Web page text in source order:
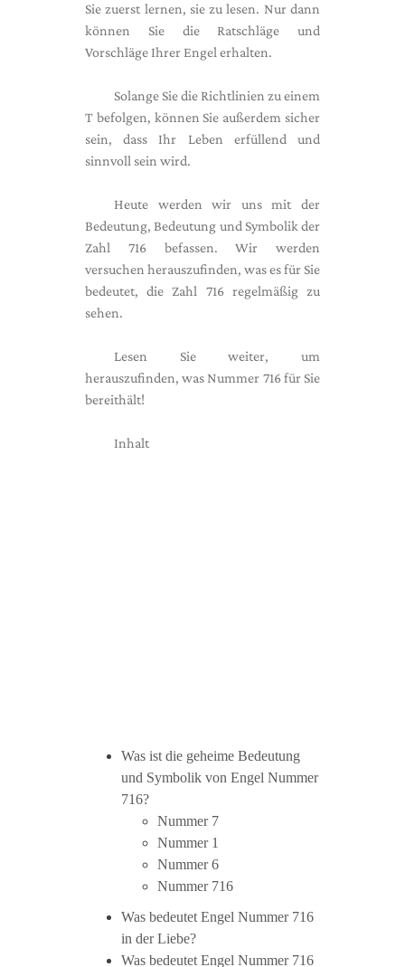
Sie zuerst lernen, sie zu lesen. Nur dann
können Sie die Ratschläge und
Vorschläge Ihrer Engel erhalten.
Solange Sie die Richtlinien zu einem
T befolgen, können Sie außerdem sicher
sein, dass Ihr Leben erfüllend und
sinnvoll sein wird.
Heute werden wir uns mit der
Bedeutung, Bedeutung und Symbolik der
Zahl 716 befassen. Wir werden
versuchen herauszufinden, was es für Sie
bedeutet, die Zahl 716 regelmäßig zu
sehen.
Lesen Sie weiter, um
herauszufinden, was Nummer 716 für Sie
bereithält!
Inhalt
Was ist die geheime Bedeutung
und Symbolik von Engel Nummer
716?
Nummer 7
Nummer 1
Nummer 6
Nummer 716
Was bedeutet Engel Nummer 716
in der Liebe?
Was bedeutet Engel Nummer 716